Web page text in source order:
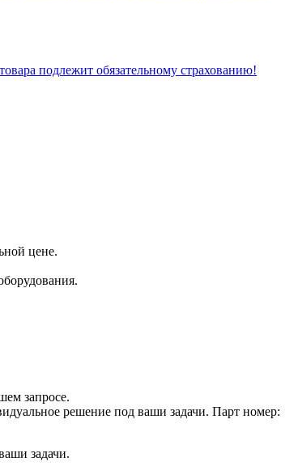
подлежит обязательному страхованию!
цене.
запросе.
решение под ваши задачи. Парт номер:
задачи.